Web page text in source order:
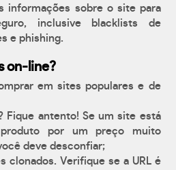
informações sobre o site para
inclusive blacklists de
e phishing.
on-line?
em sites populares e de
Fique antento! Se um site está
produto por um preço muito
deve desconfiar;
clonados. Verifique se a URL é